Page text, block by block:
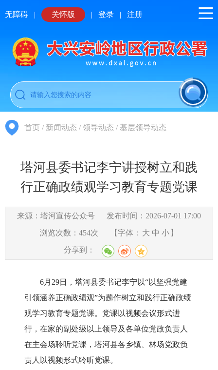
无障碍 | 关怀版 | 登录 | 注册
首页 / 新闻动态 /领导动态 / 基层领导动态
塔河县委书记李宁讲授树立和践
行正确政绩观学习教育专题党课
来源：塔河宣传公众号 发布时间：2026-07-01 17:00
浏览次数： 454次 【字体： 大 中 小 】
分享到：
6月29日，塔河县委书记李宁以“以坚强党建
引领涵养正确政绩观”为题作树立和践行正确政绩
观学习教育专题党课。党课以视频会议形式进
行，在家的副处级以上领导及各单位党政负责人
在主会场聆听党课，塔河县各乡镇、林场党政负
责人以视频形式聆听党课。